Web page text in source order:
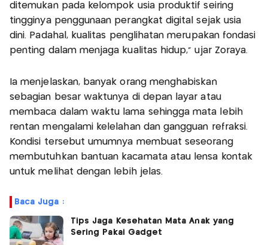
ditemukan pada kelompok usia produktif seiring
tingginya penggunaan perangkat digital sejak usia
dini. Padahal, kualitas penglihatan merupakan fondasi
penting dalam menjaga kualitas hidup,” ujar Zoraya.
Ia menjelaskan, banyak orang menghabiskan
sebagian besar waktunya di depan layar atau
membaca dalam waktu lama sehingga mata lebih
rentan mengalami kelelahan dan gangguan refraksi.
Kondisi tersebut umumnya membuat seseorang
membutuhkan bantuan kacamata atau lensa kontak
untuk melihat dengan lebih jelas.
Baca Juga :
Tips Jaga Kesehatan Mata Anak yang
Sering Pakai Gadget